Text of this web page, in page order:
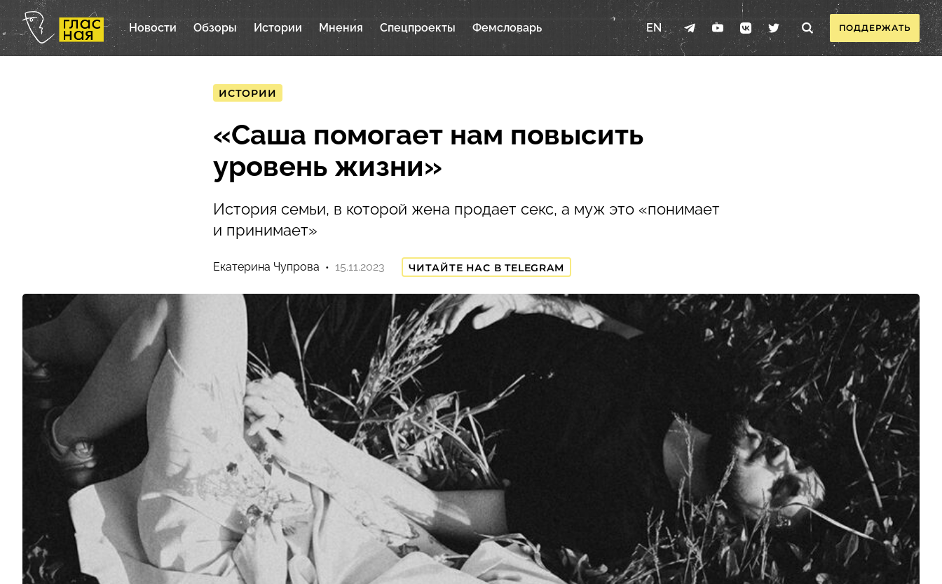
Новости Обзоры Истории Мнения Спецпроекты Фемсловарь EN ПОДДЕРЖАТЬ
ИСТОРИИ
«Саша помогает нам повысить
уровень жизни»
История семьи, в которой жена продает секс, а муж это «понимает
и принимает»
Екатерина Чупрова 15.11.2023 ЧИТАЙТЕ НАС В TELEGRAM